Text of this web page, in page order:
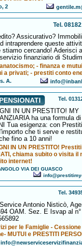
2
Tel.
Assicurativo?
intraprendere queste
cercando! Aderisci
finanziario di
anatocismo; - finanza e
a privati; - prestiti conto
A.
Tel.
IN UN PRESTITO! MY
ha una formula di
Tua esigenza: con
che ti serve e
fino a 10 anni!
IN UN PRESTITO!
chiama subito o visita il
internet!
VIA DEI GUASCO
Tel.
Antonio Nisticò,
OAM. Sez. E Isvap al n°
per le Famiglie - Cessione
MUTUI e PRESTITI